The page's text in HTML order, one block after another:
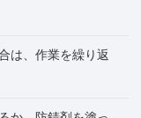
は、作業を繰り返